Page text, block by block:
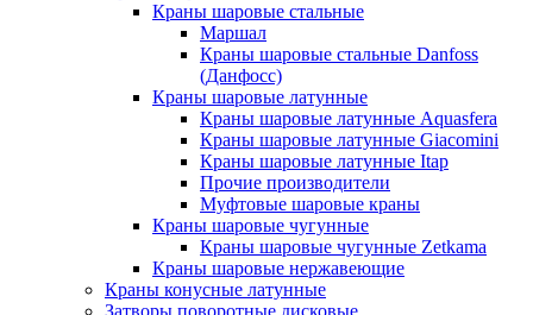
Краны шаровые стальные
Маршал
Краны шаровые стальные Danfoss
(Данфосс)
Краны шаровые латунные
Краны шаровые латунные Aquasfera
Краны шаровые латунные Giacomini
Краны шаровые латунные Itap
Прочие производители
Муфтовые шаровые краны
Краны шаровые чугунные
Краны шаровые чугунные Zetkama
Краны шаровые нержавеющие
Краны конусные латунные
Затворы поворотные дисковые